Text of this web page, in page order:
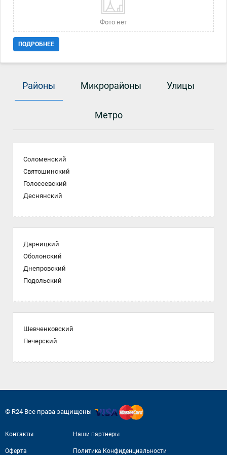
Фото нет
ПОДРОБНЕЕ
Районы Микрорайоны Улицы
Метро
Соломенский
Святошинский
Голосеевский
Деснянский
Дарницкий
Оболонский
Днепровский
Подольский
Шевченковский
Печерский
© R24 Все права защищены
Контакты Наши партнеры
Оферта Политика Конфиденциальности